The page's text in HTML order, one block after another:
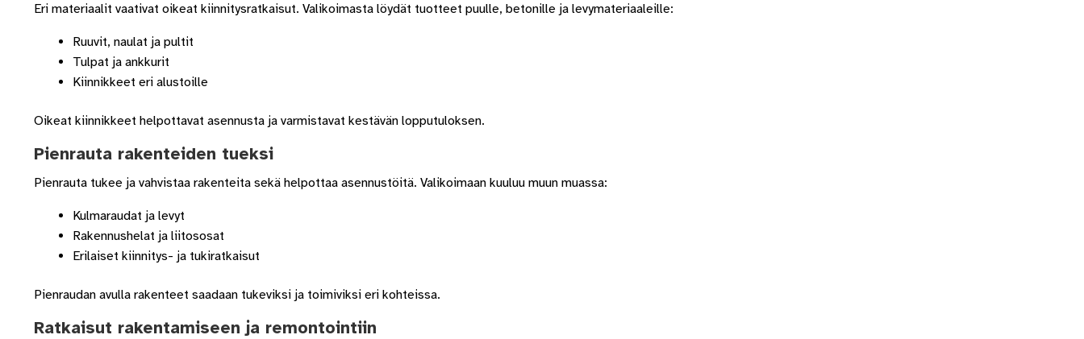
Eri materiaalit vaativat oikeat kiinnitysratkaisut. Valikoimasta löydät tuotteet puulle, betonille ja levymateriaaleille:
Ruuvit, naulat ja pultit
Tulpat ja ankkurit
Kiinnikkeet eri alustoille
Oikeat kiinnikkeet helpottavat asennusta ja varmistavat kestävän lopputuloksen.
Pienrauta rakenteiden tueksi
Pienrauta tukee ja vahvistaa rakenteita sekä helpottaa asennustöitä. Valikoimaan kuuluu muun muassa:
Kulmaraudat ja levyt
Rakennushelat ja liitososat
Erilaiset kiinnitys- ja tukiratkaisut
Pienraudan avulla rakenteet saadaan tukeviksi ja toimiviksi eri kohteissa.
Ratkaisut rakentamiseen ja remontointiin